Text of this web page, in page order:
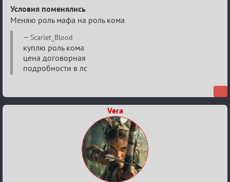
Re:
Обсуждение
"Hot
Fuzz
Building"
Условия поменялись
Меняю роль мафа на роль кома
Scarlet_Blood
куплю роль кома
цена договорная
подробности в лс
Vera